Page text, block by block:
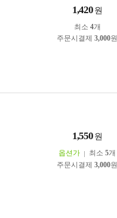
1,420 원
최소 4개
주문시결제 3,000원
1,550 원
옵션가 최소 5개
주문시결제 3,000원